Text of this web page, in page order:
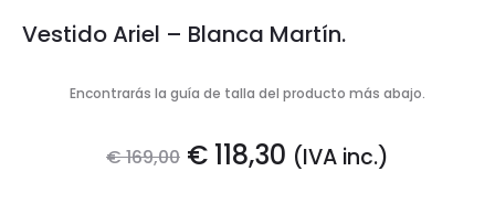
Vestido Ariel – Blanca Martín.
Encontrarás la guía de talla del producto más abajo.
€169,00 El
€ 118,30 El
(IVA inc.)